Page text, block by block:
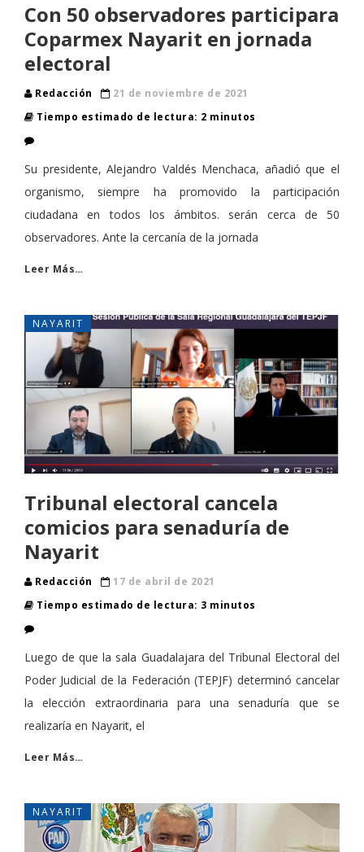
Con 50 observadores participara
Coparmex Nayarit en jornada
electoral
Redacción
21 de noviembre de 2021
Tiempo estimado de lectura: 2 minutos
Su presidente, Alejandro Valdés Menchaca, añadió que el
organismo, siempre ha promovido la participación
ciudadana en todos los ámbitos. serán cerca de 50
observadores. Ante la cercanía de la jornada
Leer Más…
NAYARIT
Tribunal electoral cancela
comicios para senaduría de
Nayarit
Redacción
17 de abril de 2021
Tiempo estimado de lectura: 3 minutos
Luego de que la sala Guadalajara del Tribunal Electoral del
Poder Judicial de la Federación (TEPJF) determinó cancelar
la elección extraordinaria para una senaduría que se
realizaría en Nayarit, el
Leer Más…
NAYARIT